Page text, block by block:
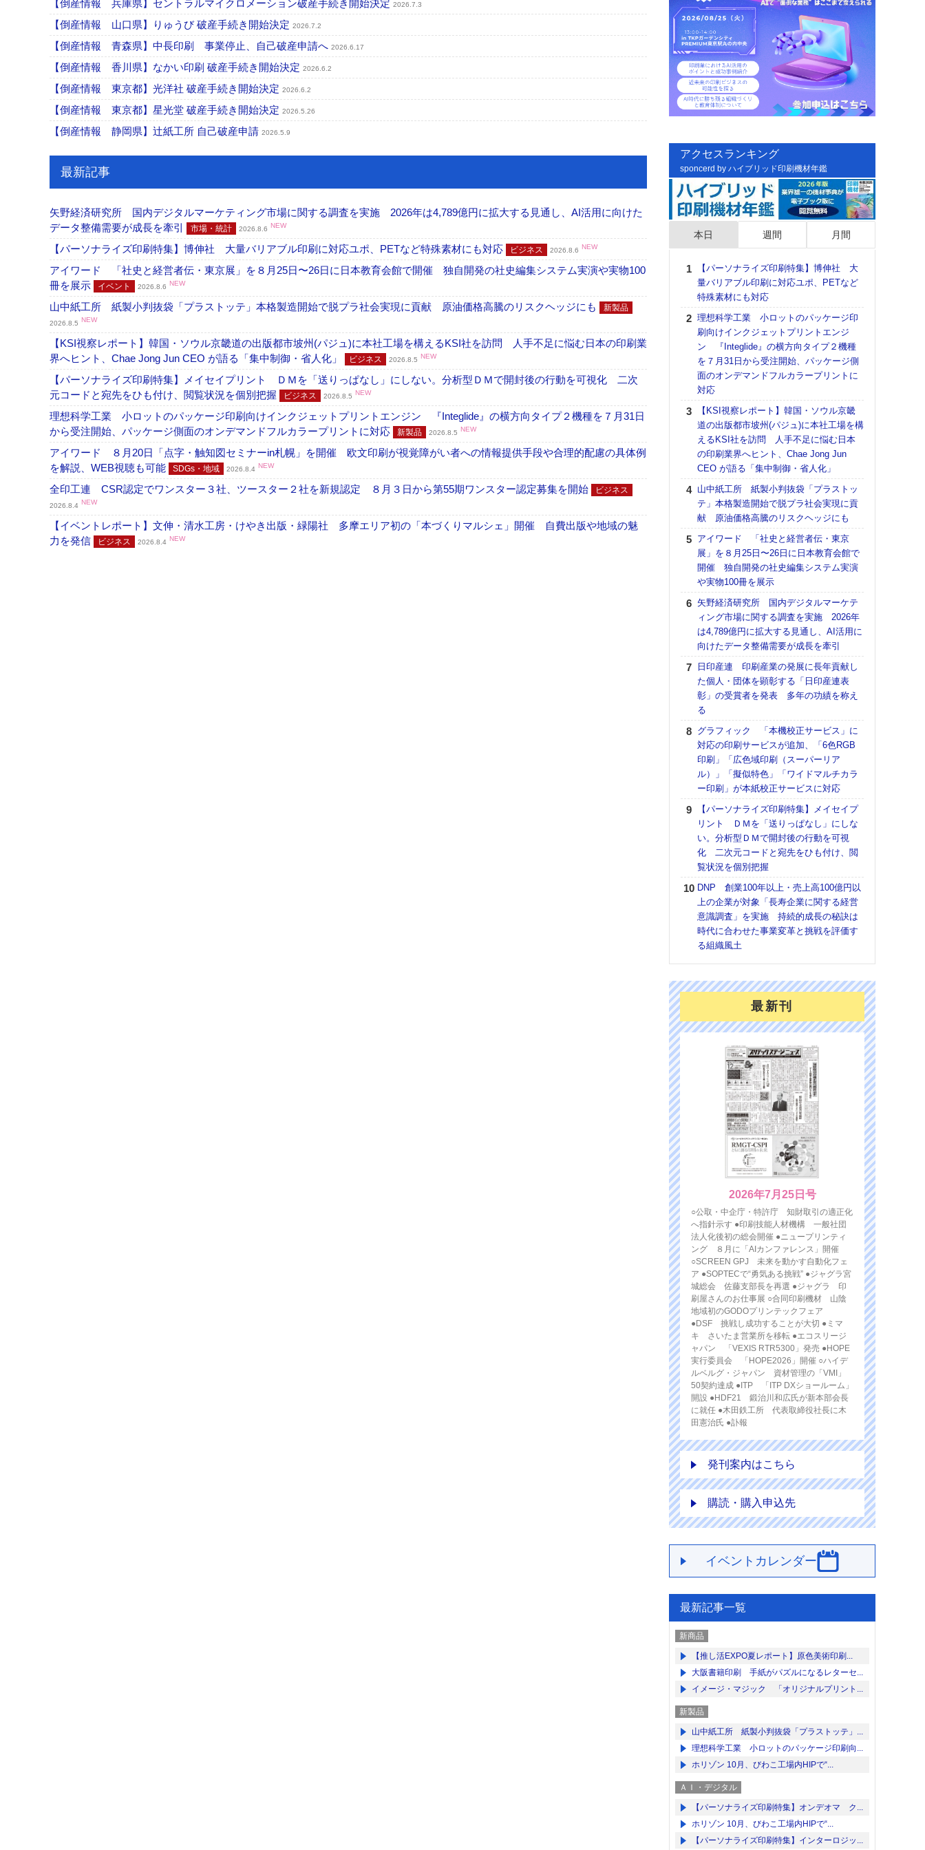
【倒産情報 兵庫県】セントラルマイクロメーション破産手続き開始決定 2026.7.3
【倒産情報 山口県】りゅうび 破産手続き開始決定 2026.7.2
【倒産情報 青森県】中長印刷 事業停止、自己破産申請へ 2026.6.17
【倒産情報 香川県】なかい印刷 破産手続き開始決定 2026.6.2
【倒産情報 東京都】光洋社 破産手続き開始決定 2026.6.2
【倒産情報 東京都】星光堂 破産手続き開始決定 2026.5.26
【倒産情報 静岡県】辻紙工所 自己破産申請 2026.5.9
最新記事
矢野経済研究所 国内デジタルマーケティング市場に関する調査を実施 2026年は4,789億円に拡大する見通し、AI活用に向けた
データ整備需要が成長を牽引
市場・統計 2026.8.6 NEW
【パーソナライズ印刷特集】博伸社 大量バリアブル印刷に対応ユポ、PETなど特殊素材にも対応 ビジネス 2026.8.6 NEW
アイワード 「社史と経営者伝・東京展」を８月25日〜26日に日本教育会館で開催 独自開発の社史編集システム実演や実物100
冊を展示
イベント 2026.8.6 NEW
山中紙工所 紙製小判抜袋「プラストッテ」本格製造開始で脱プラ社会実現に貢献 原油価格高騰のリスクヘッジにも 新製品
2026.8.5 NEW
【KSI視察レポート】韓国・ソウル京畿道の出版都市坡州(パジュ)に本社工場を構えるKSI社を訪問 人手不足に悩む日本の印刷業
界へヒント、Chae Jong Jun CEO が語る「集中制御・省人化」
ビジネス 2026.8.5 NEW
【パーソナライズ印刷特集】メイセイプリント ＤＭを「送りっぱなし」にしない。分析型ＤＭで開封後の行動を可視化 二次
元コードと宛先をひも付け、閲覧状況を個別把握
ビジネス 2026.8.5 NEW
理想科学工業 小ロットのパッケージ印刷向けインクジェットプリントエンジン 『Integlide』の横方向タイプ２機種を７月31日
から受注開始、パッケージ側面のオンデマンドフルカラープリントに対応
新製品 2026.8.5 NEW
アイワード ８月20日「点字・触知図セミナーin札幌」を開催 欧文印刷が視覚障がい者への情報提供手段や合理的配慮の具体例
を解説、WEB視聴も可能
SDGs・地域 2026.8.4 NEW
全印工連 CSR認定でワンスター３社、ツースター２社を新規認定 ８月３日から第55期ワンスター認定募集を開始 ビジネス
2026.8.4 NEW
【イベントレポート】文伸・清水工房・けやき出版・緑陽社 多摩エリア初の「本づくりマルシェ」開催 自費出版や地域の魅
力を発信
ビジネス 2026.8.4 NEW
アクセスランキング
sponcerd by ハイブリッド印刷機材年鑑
本日 週間 月間
【パーソナライズ印刷特集】博伸社 大
量バリアブル印刷に対応ユポ、PETなど
特殊素材にも対応
理想科学工業 小ロットのパッケージ印
刷向けインクジェットプリントエンジ
ン 『Integlide』の横方向タイプ２機種
を７月31日から受注開始、パッケージ側
面のオンデマンドフルカラープリントに
対応
【KSI視察レポート】韓国・ソウル京畿
道の出版都市坡州(パジュ)に本社工場を構
えるKSI社を訪問 人手不足に悩む日本
の印刷業界へヒント、Chae Jong Jun
CEO が語る「集中制御・省人化」
山中紙工所 紙製小判抜袋「プラストッ
テ」本格製造開始で脱プラ社会実現に貢
献 原油価格高騰のリスクヘッジにも
アイワード 「社史と経営者伝・東京
展」を８月25日〜26日に日本教育会館で
開催 独自開発の社史編集システム実演
や実物100冊を展示
矢野経済研究所 国内デジタルマーケテ
ィング市場に関する調査を実施 2026年
は4,789億円に拡大する見通し、AI活用に
向けたデータ整備需要が成長を牽引
日印産連 印刷産業の発展に長年貢献し
た個人・団体を顕彰する「日印産連表
彰」の受賞者を発表 多年の功績を称え
る
グラフィック 「本機校正サービス」に
対応の印刷サービスが追加、「6色RGB
印刷」「広色域印刷（スーパーリア
ル）」「擬似特色」「ワイドマルチカラ
ー印刷」が本紙校正サービスに対応
【パーソナライズ印刷特集】メイセイプ
リント ＤＭを「送りっぱなし」にしな
い。分析型ＤＭで開封後の行動を可視
化 二次元コードと宛先をひも付け、閲
覧状況を個別把握
DNP 創業100年以上・売上高100億円以
上の企業が対象「長寿企業に関する経営
意識調査」を実施 持続的成長の秘訣は
時代に合わせた事業変革と挑戦を評価す
る組織風土
最新刊
2026年7月25日号
○公取・中企庁・特許庁 知財取引の適正化
へ指針示す ●印刷技能人材機構 一般社団
法人化後初の総会開催 ●ニュープリンティ
ング ８月に「AIカンファレンス」開催
○SCREEN GPJ 未来を動かす自動化フェ
ア ●SOPTECで“勇気ある挑戦” ●ジャグラ宮
城総会 佐藤支部長を再選 ●ジャグラ 印
刷屋さんのお仕事展 ○合同印刷機材 山陰
地域初のGODOプリンテックフェア
●DSF 挑戦し成功することが大切 ●ミマ
キ さいたま営業所を移転 ●エコスリージ
ャパン 「VEXIS RTR5300」発売 ●HOPE
実行委員会 「HOPE2026」開催 ○ハイデ
ルベルグ・ジャパン 資材管理の「VMI」
50契約達成 ●ITP 「ITP DXショールーム」
開設 ●HDF21 鍛治川和広氏が新本部会長
に就任 ●木田鉄工所 代表取締役社長に木
田憲治氏 ●訃報
発刊案内はこちら
購読・購入申込先
イベントカレンダー
最新記事一覧
新商品
【推し活EXPO夏レポート】原色美術印刷...
大阪書籍印刷 手紙がパズルになるレターセ...
イメージ・マジック 「オリジナルプリント...
新製品
山中紙工所 紙製小判抜袋「プラストッテ」...
理想科学工業 小ロットのパッケージ印刷向...
ホリゾン 10月、びわこ工場内HIPで“...
ＡＩ・デジタル
【パーソナライズ印刷特集】オンデオマ ク...
ホリゾン 10月、びわこ工場内HIPで“...
【パーソナライズ印刷特集】インターロジッ...